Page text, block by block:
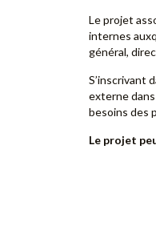
Le projet
internes
général,
S’inscrivant
externe
besoins des
Le projet